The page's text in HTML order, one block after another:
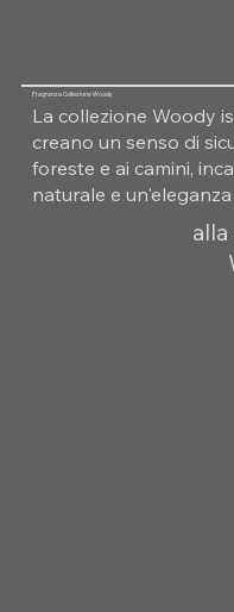
Fragranza Collezione Woody
La collezione Woody
creano un senso di
foreste e ai camini,
naturale e